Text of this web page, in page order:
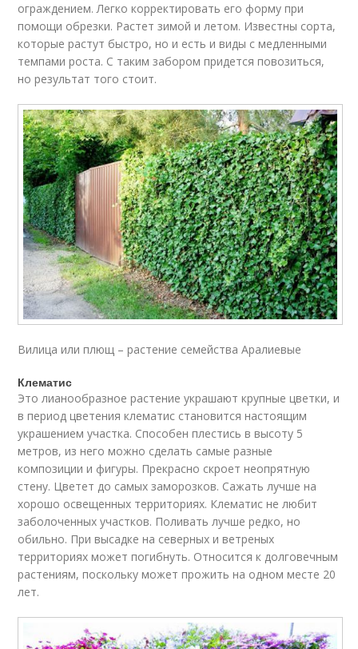
ограждением. Легко корректировать его форму при
помощи обрезки. Растет зимой и летом. Известны сорта,
которые растут быстро, но и есть и виды с медленными
темпами роста. С таким забором придется повозиться,
но результат того стоит.
Вилица или плющ – растение семейства Аралиевые
Клематис
Это лианообразное растение украшают крупные цветки, и
в период цветения клематис становится настоящим
украшением участка. Способен плестись в высоту 5
метров, из него можно сделать самые разные
композиции и фигуры. Прекрасно скроет неопрятную
стену. Цветет до самых заморозков. Сажать лучше на
хорошо освещенных территориях. Клематис не любит
заболоченных участков. Поливать лучше редко, но
обильно. При высадке на северных и ветреных
территориях может погибнуть. Относится к долговечным
растениям, поскольку может прожить на одном месте 20
лет.